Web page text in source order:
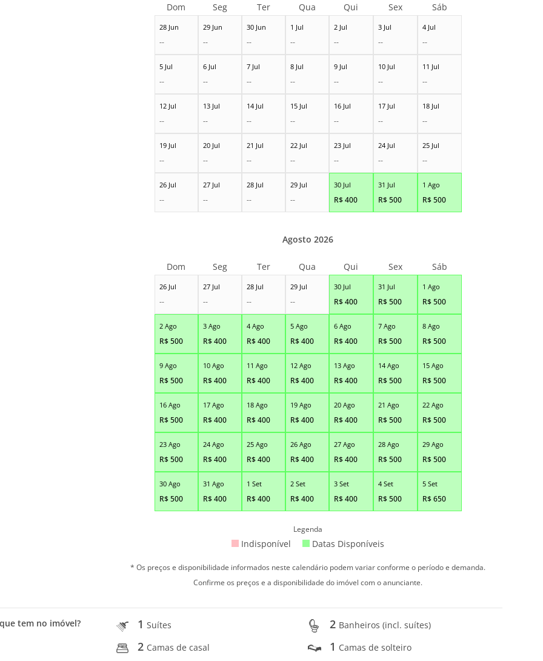
28 Jun
--
29 Jun
--
30 Jun
--
1 Jul
--
2 Jul
--
3 Jul
--
4 Jul
--
5 Jul
--
6 Jul
--
7 Jul
--
8 Jul
--
9 Jul
--
10 Jul
--
11 Jul
--
12 Jul
--
13 Jul
--
14 Jul
--
15 Jul
--
16 Jul
--
17 Jul
--
18 Jul
--
19 Jul
--
20 Jul
--
21 Jul
--
22 Jul
--
23 Jul
--
24 Jul
--
25 Jul
--
26 Jul
--
27 Jul
--
28 Jul
--
29 Jul
--
30 Jul
R$400
31 Jul
R$500
1 Ago
R$500
Dom Seg Ter Qua Qui Sex Sáb
26 Jul
--
27 Jul
--
28 Jul
--
29 Jul
--
30 Jul
R$400
31 Jul
R$500
1 Ago
R$500
2 Ago
R$500
3 Ago
R$400
4 Ago
R$400
5 Ago
R$400
6 Ago
R$400
7 Ago
R$500
8 Ago
R$500
9 Ago
R$500
10 Ago
R$400
11 Ago
R$400
12 Ago
R$400
13 Ago
R$400
14 Ago
R$500
15 Ago
R$500
16 Ago
R$500
17 Ago
R$400
18 Ago
R$400
19 Ago
R$400
20 Ago
R$400
21 Ago
R$500
22 Ago
R$500
23 Ago
R$500
24 Ago
R$400
25 Ago
R$400
26 Ago
R$400
27 Ago
R$400
28 Ago
R$500
29 Ago
R$500
30 Ago
R$500
31 Ago
R$400
1 Set
R$400
2 Set
R$400
3 Set
R$400
4 Set
R$500
5 Set
R$650
Agosto 2026
Dom Seg Ter Qua Qui Sex Sáb
Legenda
Indisponível Datas Disponíveis
* Os preços e disponibilidade informados neste calendário podem variar conforme o período e demanda.
Confirme os preços e a disponibilidade do imóvel com o anunciante.
tem no imóvel? 1Suítes 2 Banheiros (incl. suítes)
2 Camas de casal 1 Camas de solteiro